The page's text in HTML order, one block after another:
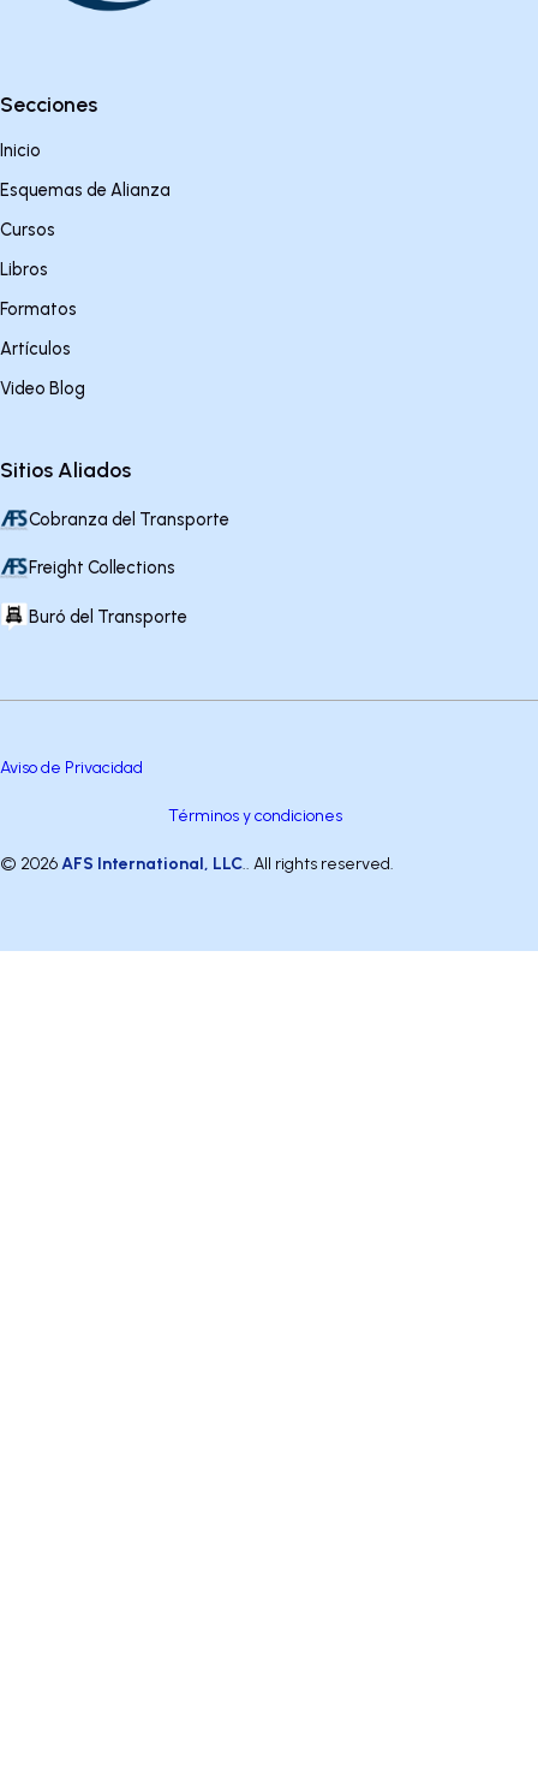
Secciones
Inicio
Esquemas de Alianza
Cursos
Libros
Formatos
Artículos
Video Blog
Sitios Aliados
Cobranza del Transporte
Freight Collections
Buró del Transporte
© 2026AFS International, LLC.. All rights reserved.
Términos y condiciones
Aviso de Privacidad